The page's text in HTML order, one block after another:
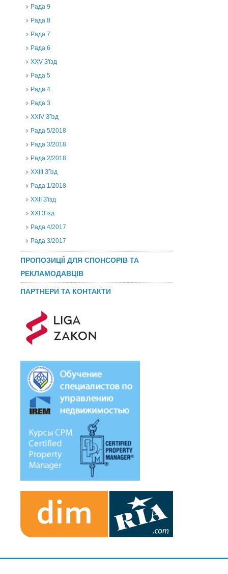
Рада 9
Рада 8
Рада 7
Рада 6
XXV З'їзд
Рада 5
Рада 4
Рада 3
ХХIV З'їзд
Рада 5/2018
Рада 3/2018
Рада 2/2018
XXIII З'їзд
Рада 1/2018
ХХІІ З'їзд
XXI З'їзд
Рада 4/2017
Рада 3/2017
ПРОПОЗИЦІЇ ДЛЯ СПОНСОРІВ ТА
РЕКЛАМОДАВЦІВ
ПАРТНЕРИ ТА КОНТАКТИ